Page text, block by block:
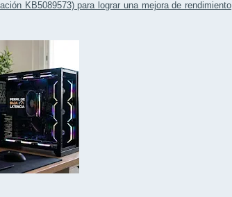
KB5089573) para lograr una mejora de rendimiento